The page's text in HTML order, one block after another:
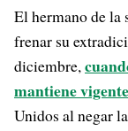
El hermano de la
frenar su
diciembre,
mantiene
Unidos al negar